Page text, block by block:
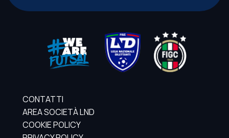
CONTATTI
AREA SOCIETÀ LND
COOKIE POLICY